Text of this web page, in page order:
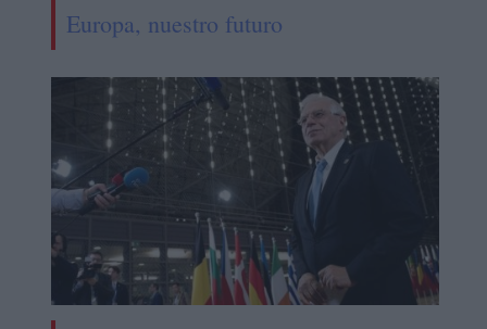
Europa, nuestro futuro